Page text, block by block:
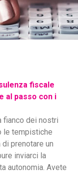
fiscale
al passo con i
fianco dei nostri
le tempistiche
prenotare un
inviarci la
autonomia. Avete